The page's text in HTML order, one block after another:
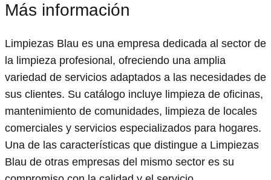
Más información
Limpiezas Blau es una empresa dedicada al sector de
la limpieza profesional, ofreciendo una amplia
variedad de servicios adaptados a las necesidades de
sus clientes. Su catálogo incluye limpieza de oficinas,
mantenimiento de comunidades, limpieza de locales
comerciales y servicios especializados para hogares.
Una de las características que distingue a Limpiezas
Blau de otras empresas del mismo sector es su